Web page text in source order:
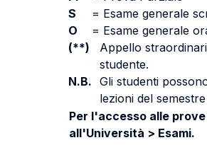
S
= Esame generale
O
= Esame generale
(**)
Appello
studente.
N.B. Gli studenti
lezioni del
Per l'accesso alle
all'Università > Esami.